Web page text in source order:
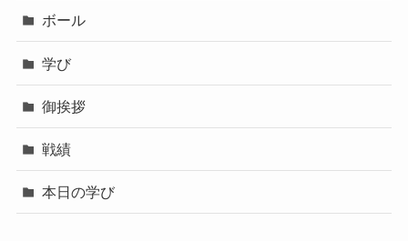
ボール
学び
御挨拶
戦績
本日の学び